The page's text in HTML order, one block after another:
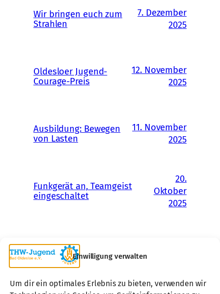
Einwilligung verwalten
Um dir ein optimales Erlebnis zu bieten, verwenden wir
Wir bringen euch zum
Strahlen
7. Dezember
2025
Oldesloer Jugend-
Courage-Preis
12. November
2025
Ausbildung: Bewegen
von Lasten
11. November
2025
Funkgerät an, Teamgeist
eingeschaltet
20.
Oktober
2025